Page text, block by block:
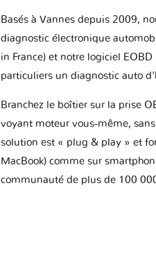
Basés à Vannes depuis 2009,
diagnostic électronique
in France) et notre logiciel
particuliers un diagnostic auto
Branchez le boîtier sur la prise
voyant moteur vous-même,
solution est « plug & play » et
MacBook) comme sur
communauté de plus de 100